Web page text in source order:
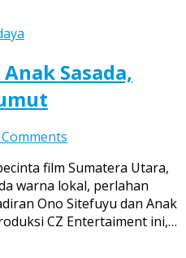
Sasada,
Sitefuyu
dan
Anak
Sasada,
film Sumatera Utara,
warna lokal, perlahan
Ono Sitefuyu dan Anak
CZ Entertaiment ini,…